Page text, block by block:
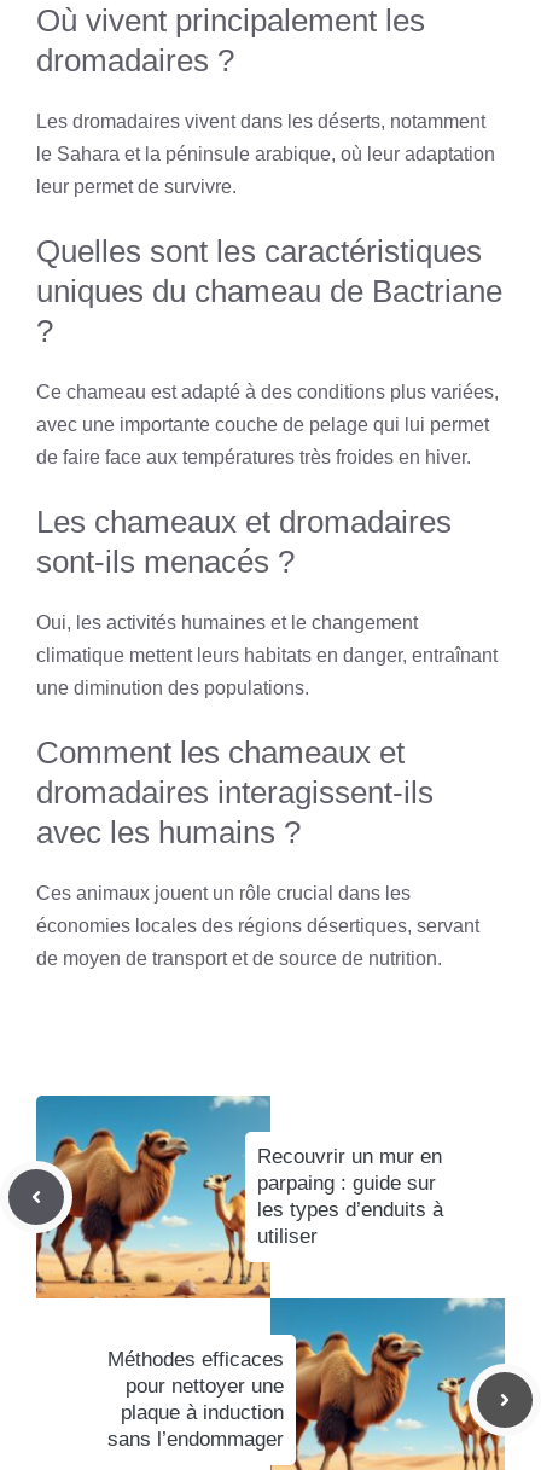
Où vivent principalement les
dromadaires ?
Les dromadaires vivent dans les déserts, notamment
le Sahara et la péninsule arabique, où leur adaptation
leur permet de survivre.
Quelles sont les caractéristiques
uniques du chameau de Bactriane
?
Ce chameau est adapté à des conditions plus variées,
avec une importante couche de pelage qui lui permet
de faire face aux températures très froides en hiver.
Les chameaux et dromadaires
sont-ils menacés ?
Oui, les activités humaines et le changement
climatique mettent leurs habitats en danger, entraînant
une diminution des populations.
Comment les chameaux et
dromadaires interagissent-ils
avec les humains ?
Ces animaux jouent un rôle crucial dans les
économies locales des régions désertiques, servant
de moyen de transport et de source de nutrition.
Recouvrir un mur en
parpaing : guide sur
les types d’enduits à
utiliser
Méthodes efficaces
pour nettoyer une
plaque à induction
sans l’endommager